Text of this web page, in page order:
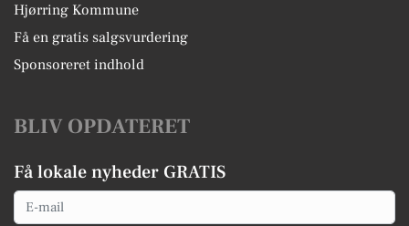
Hjørring Kommune
Få en gratis salgsvurdering
Sponsoreret indhold
BLIV OPDATERET
Få lokale nyheder GRATIS
Email